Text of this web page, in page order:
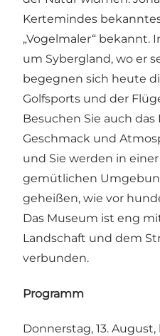
Kertemindes
„Vogelmaler“ bekannt.
um Sybergland, wo er
begegnen sich heute
Golfsports und der
Besuchen Sie auch
Geschmack und
und Sie werden in
gemütlichen
geheißen, wie vor
Das Museum ist eng
Landschaft und dem
verbunden.
Programm
Donnerstag, 13.